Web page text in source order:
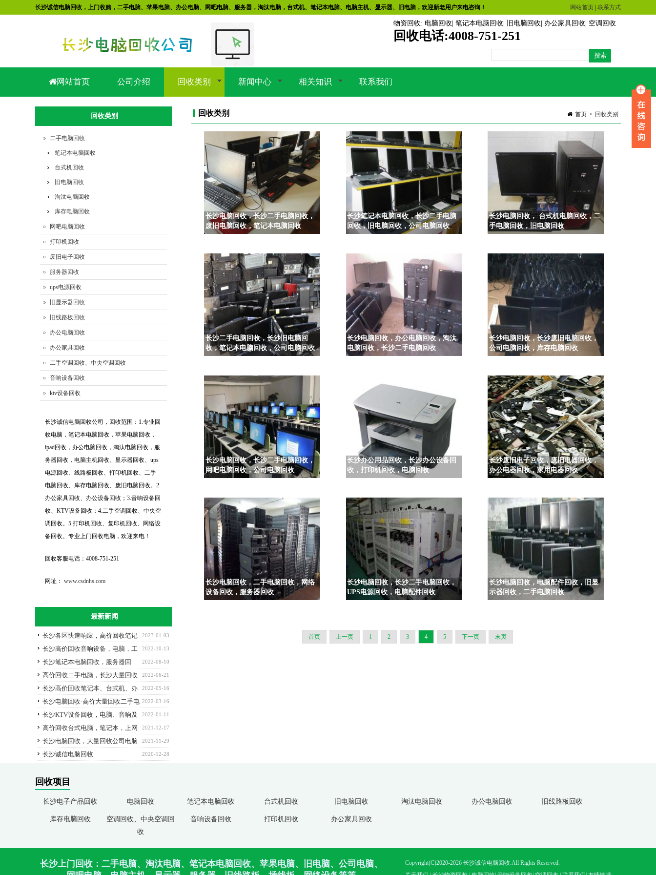
长沙诚信电脑回收，上门收购，二手电脑、苹果电脑、办公电脑、网吧电脑、服务器，淘汰电脑，台式机、笔记本电脑、电脑主机、显示器、旧电脑，欢迎新老用户来电咨询！ 网站首页 联系方式
物资回收: 电脑回收 笔记本电脑回收 旧电脑回收 办公家具回收 空调回收
回收电话:4008-751-251
网站首页 公司介绍 回收类别 新闻中心 相关知识 联系我们
首页 > 回收类别
回收类别
长沙电脑回收，长沙二手电脑回收，
废旧电脑回收，笔记本电脑回收
长沙笔记本电脑回收，长沙二手电脑
回收，旧电脑回收，公司电脑回收
长沙电脑回收， 台式机电脑回收，二
手电脑回收，旧电脑回收
长沙二手电脑回收，长沙旧电脑回
收，笔记本电脑回收，公司电脑回收
长沙电脑回收，办公电脑回收，淘汰
电脑回收，长沙二手电脑回收
长沙电脑回收，长沙废旧电脑回收，
公司电脑回收，库存电脑回收
长沙电脑回收，长沙二手电脑回收，
网吧电脑回收，公司电脑回收
长沙办公用品回收，长沙办公设备回
收，打印机回收，电脑回收
长沙废旧电子回收，废旧电器回收，
办公电器回收，家用电器回收
长沙电脑回收，二手电脑回收，网络
设备回收，服务器回收
长沙电脑回收，长沙二手电脑回收，
UPS电源回收，电脑配件回收
长沙电脑回收，电脑配件回收，旧显
示器回收，二手电脑回收
首页 上一页 1 2 3 4 5 下一页 末页
回收类别
二手电脑回收
笔记本电脑回收
台式机回收
旧电脑回收
淘汰电脑回收
库存电脑回收
网吧电脑回收
打印机回收
废旧电子回收
服务器回收
ups电源回收
旧显示器回收
旧线路板回收
办公电脑回收
办公家具回收
二手空调回收、中央空调回收
音响设备回收
ktv设备回收
长沙诚信电脑回收公司，回收范围：1.专业回
收电脑，笔记本电脑回收，苹果电脑回收，
ipad回收，办公电脑回收，淘汰电脑回收，服
务器回收，电脑主机回收、显示器回收、ups
电源回收、线路板回收、打印机回收、二手
电脑回收、库存电脑回收、废旧电脑回收。2.
办公家具回收、办公设备回收；3.音响设备回
收、KTV设备回收；4.二手空调回收、中央空
调回收。5.打印机回收、复印机回收、网络设
备回收。专业上门回收电脑，欢迎来电！
回收客服电话：4008-751-251
网址： www.csdnhs.com
最新新闻
2023-01-03
长沙各区快速响应，高价回收笔记
本电脑，组装电脑回收
2022-10-13
长沙高价回收音响设备，电脑，工
控设备
2022-08-10
长沙笔记本电脑回收，服务器回
收，台式电脑回收，大量回收办公电脑，网
吧电脑
2022-06-21
高价回收二手电脑，长沙大量回收
各种电脑、笔记本、上网本、ipad
2022-05-16
长沙高价回收笔记本、台式机、办
公电脑、ipad/平板电脑
2022-03-16
长沙电脑回收-高价大量回收二手电
脑，台式机、笔记本、一体机电脑等2022-01-11
长沙KTV设备回收，电脑、音响及
周边设备回收
2021-12-17
高价回收台式电脑，笔记本，上网
本，服务器_长沙电脑回收
2021-11-29
长沙电脑回收，大量回收公司电脑
办公设备
2020-12-28
长沙诚信电脑回收
回收项目
长沙电子产品回收 电脑回收 笔记本电脑回收 台式机回收 旧电脑回收 淘汰电脑回收 办公电脑回收 旧线路板回收
库存电脑回收
空调回收、中央空调回
收
音响设备回收 打印机回收 办公家具回收
长沙上门回收：二手电脑、淘汰电脑、笔记本电脑回收、苹果电脑、旧电脑、公司电脑、
Copyright(C)2020-2026 长沙诚信电脑回收.All Rights Reserved.